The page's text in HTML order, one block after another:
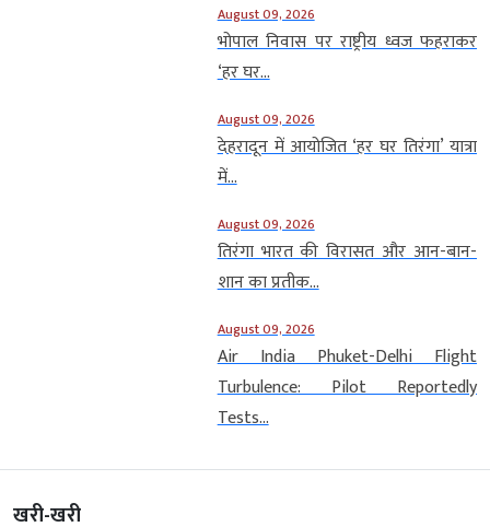
August 09, 2026
भोपाल निवास पर राष्ट्रीय ध्वज फहराकर
‘हर घर...
August 09, 2026
देहरादून में आयोजित ‘हर घर तिरंगा’ यात्रा
में...
August 09, 2026
तिरंगा भारत की विरासत और आन-बान-
शान का प्रतीक...
August 09, 2026
Air India Phuket-Delhi Flight
Turbulence: Pilot Reportedly
Tests...
खरी-खरी